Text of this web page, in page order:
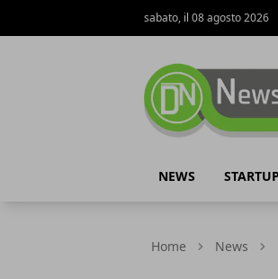
sabato, il 08 agosto 2026
NEWS
Home News